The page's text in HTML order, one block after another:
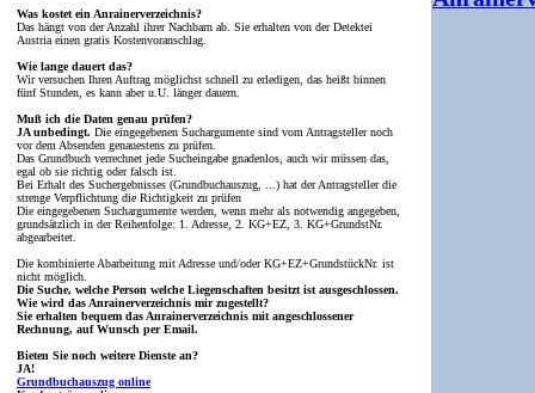
Was kostet ein Anrainerverzeichnis?
Das hängt von der Anzahl ihrer Nachbarn ab. Sie erhalten von der Detektei
Austria einen gratis Kostenvoranschlag.
Wie lange dauert das?
Wir versuchen Ihren Auftrag möglichst schnell zu erledigen, das heißt binnen
fünf Stunden, es kann aber u.U. länger dauern.
Muß ich die Daten genau prüfen?
JA unbedingt. Die eingegebenen Suchargumente sind vom Antragsteller noch
vor dem Absenden genauestens zu prüfen.
Das Grundbuch verrechnet jede Sucheingabe gnadenlos, auch wir müssen das,
egal ob sie richtig oder falsch ist.
Bei Erhalt des Suchergebnisses (Grundbuchauszug, ...) hat der Antragsteller die
strenge Verpflichtung die Richtigkeit zu prüfen
Die eingegebenen Suchargumente werden, wenn mehr als notwendig angegeben,
grundsätzlich in der Reihenfolge: 1. Adresse, 2. KG+EZ, 3. KG+GrundstNr.
abgearbeitet.
Die kombinierte Abarbeitung mit Adresse und/oder KG+EZ+GrundstückNr. ist
nicht möglich.
Die Suche, welche Person welche Liegenschaften besitzt ist ausgeschlossen.
Wie wird das Anrainerverzeichnis mir zugestellt?
Sie erhalten bequem das Anrainerverzeichnis mit angeschlossener
Rechnung, auf Wunsch per Email.
Bieten Sie noch weitere Dienste an?
JA!
Grundbuchauszug online